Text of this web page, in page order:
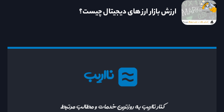
نااریب
کنار نااریب به روزترین خدمات و مطالب مرتبط
ارزش بازار ارز های دیجیتال چیست؟